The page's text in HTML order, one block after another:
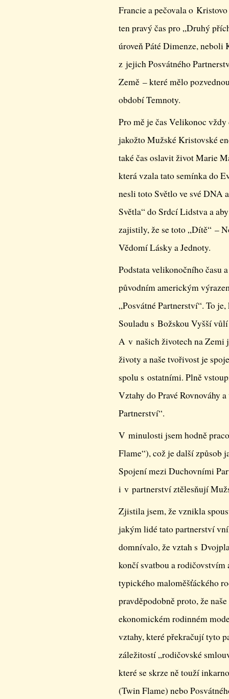
Francie a pečovala o
ten pravý čas pro „Druhý
úroveň Páté Dimenze, neboli
z jejich Posvátného
Země – které mělo
období Temnoty.
Pro mě je čas Velikonoc
jakožto Mužské Kristovské
také čas oslavit život Marie
která vzala tato semínka do
nesli toto Světlo ve své DNA
Světla“ do Srdcí Lidstva a
zajistily, že se toto „Dítě“ –
Vědomí Lásky a Jednoty.
Podstata velikonočního času
původním americkým
„Posvátné Partnerství“. To
Souladu s Božskou Vyšší
A v našich životech na Zemi
životy a naše tvořivost je
spolu s ostatními. Plně
Vztahy do Pravé Rovnováhy
Partnerství“.
V minulosti jsem hodně
Flame“), což je další způsob
Spojení mezi Duchovními
i v partnerství ztělesňují
Zjistila jsem, že vznikla
jakým lidé tato partnerství
domnívalo, že vztah s
končí svatbou a rodičovstvím
typického maloměšťáckého
pravděpodobně proto, že
ekonomickém rodinném
vztahy, které překračují tyto
záležitostí „rodičovské
které se skrze ně touží
(Twin Flame) nebo